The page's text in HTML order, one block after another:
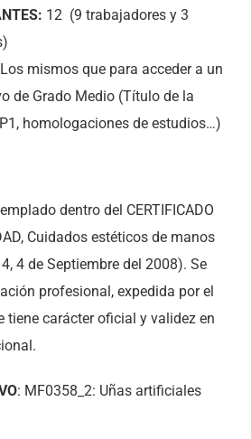
12 (9 trabajadores y 3
mismos que para acceder a un
de Grado Medio (Título de la
homologaciones de estudios…)
dentro del CERTIFICADO
Cuidados estéticos de manos
4 de Septiembre del 2008). Se
profesional, expedida por el
tiene carácter oficial y validez en
: MF0358_2: Uñas artificiales